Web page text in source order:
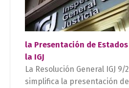
la Presentación de
la IGJ
La Resolución General IGJ
simplifica la presentación